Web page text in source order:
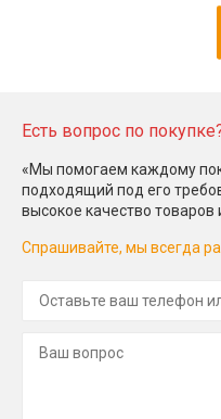
Есть вопрос по
«Мы помогаем каждому
подходящий под его
высокое качество
Спрашивайте, мы всегда